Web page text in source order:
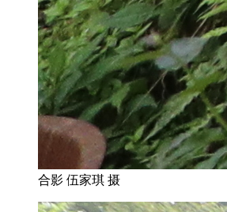
合影 伍家琪 摄